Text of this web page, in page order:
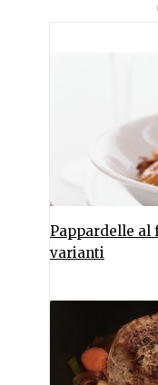
Pappardelle al
varianti